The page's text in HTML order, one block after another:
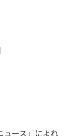
ュース」によれ